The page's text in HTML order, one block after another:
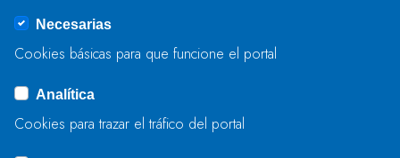
Se produjo un error al cargar el campo
ENVIAR
Necesarias
Cookies básicas para que funcione el portal
Analítica
Cookies para trazar el tráfico del portal